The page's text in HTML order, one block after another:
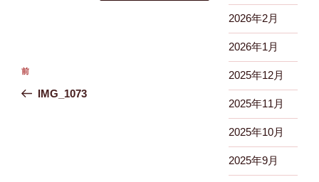
投
前
の
前
IMG_1073
2026年2月
2026年1月
2025年12月
2025年11月
2025年10月
2025年9月